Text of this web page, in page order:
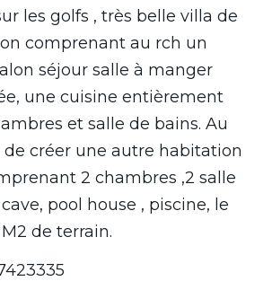
les golfs , très belle villa de
comprenant au rch un
séjour salle à manger
une cuisine entièrement
et salle de bains. Au
créer une autre habitation
2 chambres ,2 salle
pool house , piscine, le
de terrain.